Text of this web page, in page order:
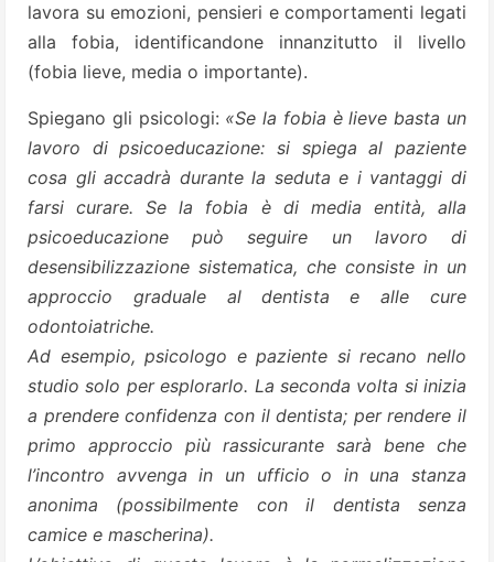
lavora su emozioni, pensieri e comportamenti legati
alla fobia, identificandone innanzitutto il livello
(fobia lieve, media o importante).
Spiegano gli psicologi: «Se la fobia è lieve basta un
lavoro di psicoeducazione: si spiega al paziente
cosa gli accadrà durante la seduta e i vantaggi di
farsi curare. Se la fobia è di media entità, alla
psicoeducazione può seguire un lavoro di
desensibilizzazione sistematica, che consiste in un
approccio graduale al dentista e alle cure
odontoiatriche.
Ad esempio, psicologo e paziente si recano nello
studio solo per esplorarlo. La seconda volta si inizia
a prendere confidenza con il dentista; per rendere il
primo approccio più rassicurante sarà bene che
l’incontro avvenga in un ufficio o in una stanza
anonima (possibilmente con il dentista senza
camice e mascherina).